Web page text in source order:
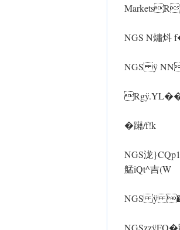
NGS N熽炓
NGS ÿ NN�
�躤/f!k
NGS泷
艋iQt^吉(W
NGS ÿ
NGSzz